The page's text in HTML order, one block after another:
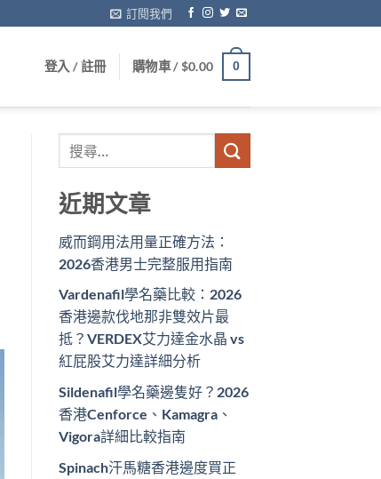
訂閱我們
登入 / 註冊 購物車 /$0.00 0
近期文章
威而鋼用法用量正確方法：
2026香港男士完整服用指南
Vardenafil學名藥比較：2026
香港邊款伐地那非雙效片最
抵？VERDEX艾力達金水晶 vs
紅屁股艾力達詳細分析
Sildenafil學名藥邊隻好？2026
香港Cenforce、Kamagra、
Vigora詳細比較指南
Spinach汗馬糖香港邊度買正